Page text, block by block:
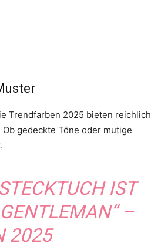
Trendfarben 2025 bieten reichlich
gedeckte Töne oder mutige
IST
–
2025